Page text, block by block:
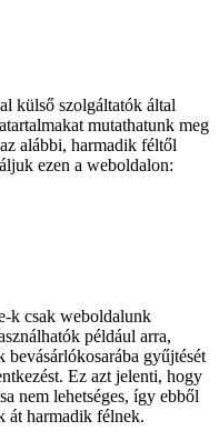
külső szolgáltatók által
mutathatunk meg
alábbi, harmadik féltől
ezen a weboldalon:
k csak weboldalunk
például arra,
gyűjtését
Ez azt jelenti, hogy
nem lehetséges, így ebből
át harmadik félnek.